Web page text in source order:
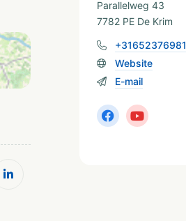
Parallelweg 43
7782 PE De Krim
+31652376981
Website
E-mail